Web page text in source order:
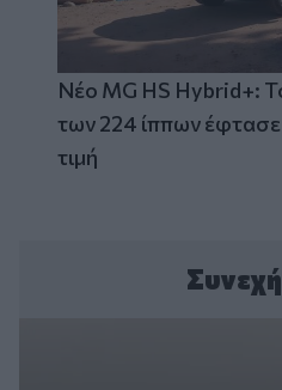
Νέο MG HS Hybrid+:
των 224 ίππων
τιμή